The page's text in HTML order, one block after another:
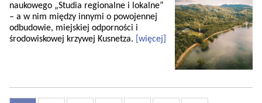
naukowego „Studia regionalne i lokalne”
– a w nim między innymi o powojennej
odbudowie, miejskiej odporności i
środowiskowej krzywej Kusnetza.
[więcej]